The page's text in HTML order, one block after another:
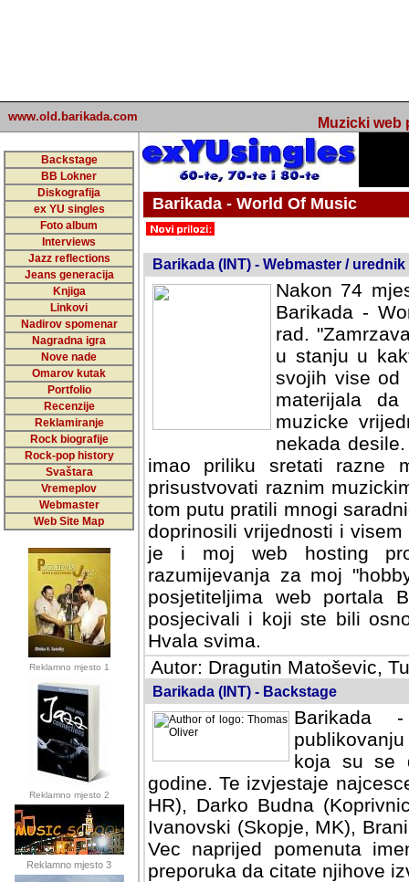
www.old.barikada.com Muzicki web
Backstage
BB Lokner
Diskografija
ex YU singles
Foto album
Interviews
Jazz reflections
Jeans generacija
Knjiga
Linkovi
Nadirov spomenar
Nagradna igra
Nove nade
Omarov kutak
Portfolio
Recenzije
Reklamiranje
Rock biografije
Rock-pop history
Svaštara
Vremeplov
Webmaster
Web Site Map
Reklamno mjesto 1
Reklamno mjesto 2
Reklamno mjesto 3
Barikada - World Of Music
Barikada (INT) - Webmaster / urednik
Nakon 74
Barikada -
rad.
u stanju u
svojih vise od
materijala
muzicke
nekada
imao priliku sretati razne
prisustvovati raznim
tom putu pratili mnogi
doprinosili vrijednosti i
je i moj web hosting
razumijevanja za moj
posjetiteljima web portala
posjecivali i koji ste bili
Hvala svima.
Autor: Dragutin Matoševic,
Barikada (INT) - Backstage
Barikada
koja su se
godine. Te izvjestaje
HR), Darko Budna
Ivanovski (Skopje, MK),
Vec naprijed pomenuta
preporuka da citate njihove